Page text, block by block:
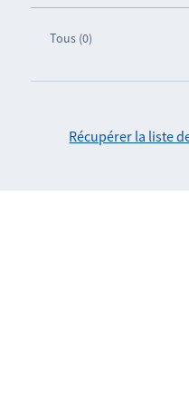
Tous (0)
Récupérer la liste